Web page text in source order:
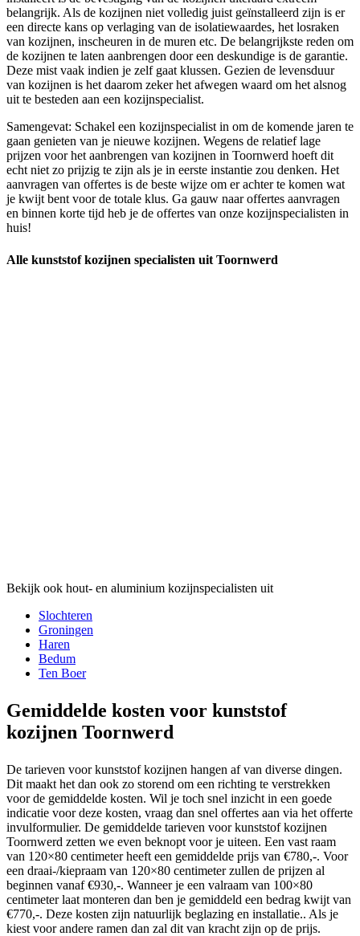
belangrijk. Als de kozijnen niet volledig juist geïnstalleerd zijn is er
een directe kans op verlaging van de isolatiewaardes, het losraken
van kozijnen, inscheuren in de muren etc. De belangrijkste reden om
de kozijnen te laten aanbrengen door een deskundige is de garantie.
Deze mist vaak indien je zelf gaat klussen. Gezien de levensduur
van kozijnen is het daarom zeker het afwegen waard om het alsnog
uit te besteden aan een kozijnspecialist.
Samengevat: Schakel een kozijnspecialist in om de komende jaren te
gaan genieten van je nieuwe kozijnen. Wegens de relatief lage
prijzen voor het aanbrengen van kozijnen in Toornwerd hoeft dit
echt niet zo prijzig te zijn als je in eerste instantie zou denken. Het
aanvragen van offertes is de beste wijze om er achter te komen wat
je kwijt bent voor de totale klus. Ga gauw naar offertes aanvragen
en binnen korte tijd heb je de offertes van onze kozijnspecialisten in
huis!
Alle kunststof kozijnen specialisten uit Toornwerd
Bekijk ook hout- en aluminium kozijnspecialisten uit
Slochteren
Groningen
Haren
Bedum
Ten Boer
Gemiddelde kosten voor kunststof
kozijnen Toornwerd
De tarieven voor kunststof kozijnen hangen af van diverse dingen.
Dit maakt het dan ook zo storend om een richting te verstrekken
voor de gemiddelde kosten. Wil je toch snel inzicht in een goede
indicatie voor deze kosten, vraag dan snel offertes aan via het offerte
invulformulier. De gemiddelde tarieven voor kunststof kozijnen
Toornwerd zetten we even beknopt voor je uiteen. Een vast raam
van 120×80 centimeter heeft een gemiddelde prijs van €780,-. Voor
een draai-/kiepraam van 120×80 centimeter zullen de prijzen al
beginnen vanaf €930,-. Wanneer je een valraam van 100×80
centimeter laat monteren dan ben je gemiddeld een bedrag kwijt van
€770,-. Deze kosten zijn natuurlijk beglazing en installatie.. Als je
kiest voor andere ramen dan zal dit van kracht zijn op de prijs.